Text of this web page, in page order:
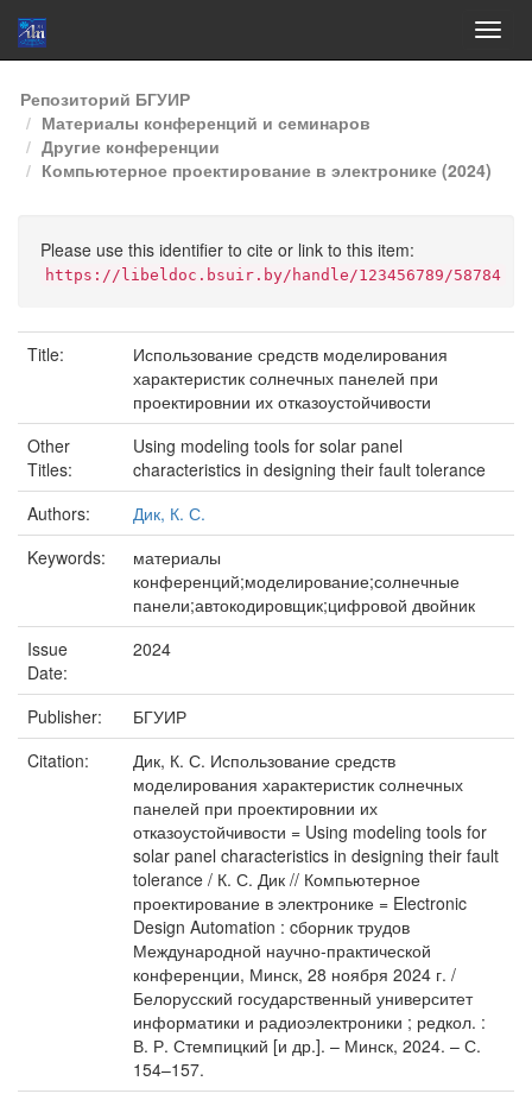
Skip
navigation
Репозиторий БГУИР
Материалы конференций и семинаров
Другие конференции
Компьютерное проектирование в электронике (2024)
Please use this identifier to cite or link to this item:
https://libeldoc.bsuir.by/handle/123456789/58784
Title:
Использование средств моделирования
характеристик солнечных панелей при
проектировнии их отказоустойчивости
Other
Titles:
Using modeling tools for solar panel
characteristics in designing their fault tolerance
Authors:
Дик, К. С.
Keywords:
материалы
конференций;моделирование;солнечные
панели;автокодировщик;цифровой двойник
Issue
Date:
2024
Publisher:
БГУИР
Citation:
Дик, К. С. Использование средств
моделирования характеристик солнечных
панелей при проектировнии их
отказоустойчивости = Using modeling tools for
solar panel characteristics in designing their fault
tolerance / К. С. Дик // Компьютерное
проектирование в электронике = Electronic
Design Automation : cборник трудов
Международной научно-практической
конференции, Минск, 28 ноября 2024 г. /
Белорусский государственный университет
информатики и радиоэлектроники ; редкол. :
В. Р. Стемпицкий [и др.]. – Минск, 2024. – С.
154–157.